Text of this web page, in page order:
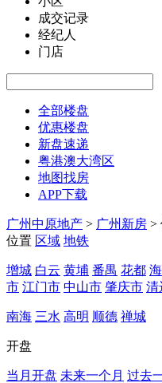
成交记录
经纪人
门店
全部楼盘
优惠楼盘
新盘速递
粤港澳大湾区
地图找房
APP下载
广州中原地产 > 广州新房 >
位置 区域 地铁
增城 白云 黄埔 番禺 花都
市 江门市 中山市 肇庆市 清
南海 三水 高明 顺德 禅城
开盘
当月开盘 未来一个月 过去